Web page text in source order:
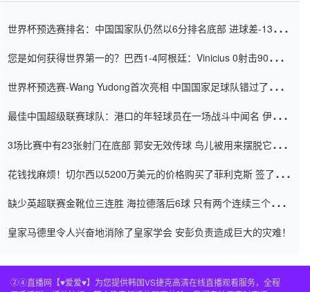
世界杯预选赛排名：中国国家队仍然以6分排名底部 进球差-13令人
您是如何获得世界第一的？巴西1-4阿根廷：Vinicius 0射击90分钟
世界杯预选赛-Wang Yudong首次亮相 中国国家足球队错过了世界
最佳中国超级联赛球队：港口的年轻球员在一场战斗中闻名 伊万放
3场比赛中有23张射门在底部 郭安无效传球 鸟儿被用来摆脱它
花钱找麻烦！切尔西以5200万美元的价格购买了菲利克斯 签了7年
缺少英超联赛金靴位三连胜 海拉德落后6球 只有两个连续三个连续
皇家马德里令人兴奋地消除了皇家学会 安彭负责造成巨大的灾难！
②④直播网【♥爱爱♥】为您提供韩国VS捷克高清在线直播观看服务，全程